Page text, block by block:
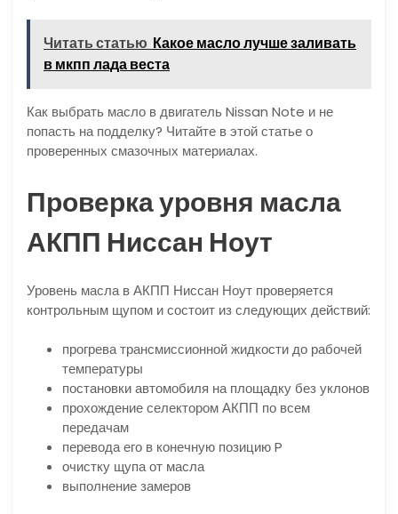
Читать статью Какое масло лучше заливать
в мкпп лада веста
Как выбрать масло в двигатель Nissan Note и не
попасть на подделку? Читайте в этой статье о
проверенных смазочных материалах.
Проверка уровня масла
АКПП Ниссан Ноут
Уровень масла в АКПП Ниссан Ноут проверяется
контрольным щупом и состоит из следующих действий:
прогрева трансмиссионной жидкости до рабочей
температуры
постановки автомобиля на площадку без уклонов
прохождение селектором АКПП по всем
передачам
перевода его в конечную позицию P
очистку щупа от масла
выполнение замеров